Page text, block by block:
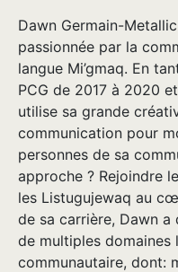
Dawn Germain-
passionnée par la
langue Mi’gmaq. En
PCG de 2017 à 2020
utilise sa grande
communication pour
personnes de sa
approche ? Rejoindre
les Listugujewaq au
de sa carrière, Dawn
de multiples
communautaire, dont: